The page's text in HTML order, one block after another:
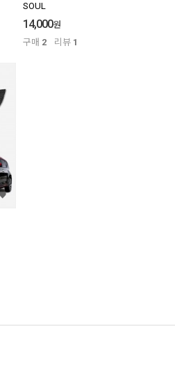
SOUL
14,000원
구매 2 리뷰 1